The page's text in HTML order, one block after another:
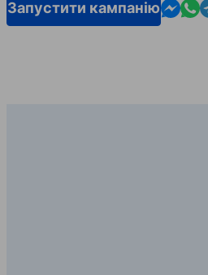
Запустити кампанію